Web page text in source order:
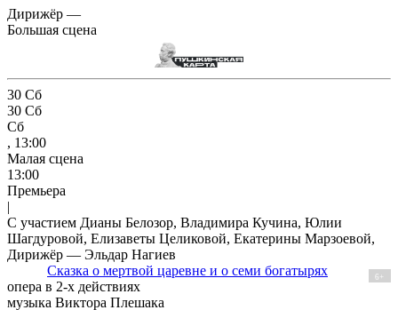
Дирижёр —
Большая сцена
30 Сб
30 Сб
Сб
, 13:00
Малая сцена
13:00
Премьера
|
С участием Дианы Белозор, Владимира Кучина, Юлии
Шагдуровой, Елизаветы Целиковой, Екатерины Марзоевой,
Дирижёр — Эльдар Нагиев
Сказка о мертвой царевне и о семи богатырях
6+
опера в 2-х действиях
музыка Виктора Плешака